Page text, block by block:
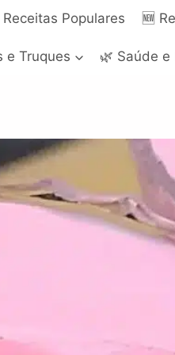
Receitas Populares 🆕
e Truques 🌿 Saúde